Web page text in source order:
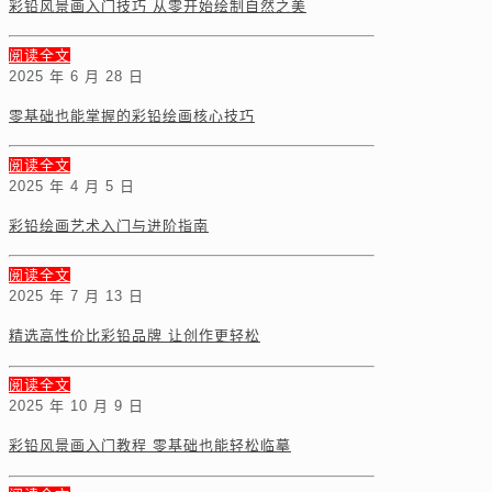
彩铅风景画入门技巧 从零开始绘制自然之美
阅读全文
2025 年 6 月 28 日
零基础也能掌握的彩铅绘画核心技巧
阅读全文
2025 年 4 月 5 日
彩铅绘画艺术入门与进阶指南
阅读全文
2025 年 7 月 13 日
精选高性价比彩铅品牌 让创作更轻松
阅读全文
2025 年 10 月 9 日
彩铅风景画入门教程 零基础也能轻松临摹